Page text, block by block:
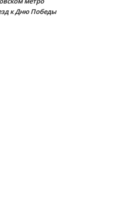
к Дню Победы